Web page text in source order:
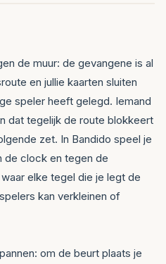
de muur: de gevangene is al
en jullie kaarten sluiten
speler heeft gelegd. Iemand
dat tegelijk de route blokkeert
zet. In Bandido speel je
de clock en tegen de
elke tegel die je legt de
kan verkleinen of
om de beurt plaats je